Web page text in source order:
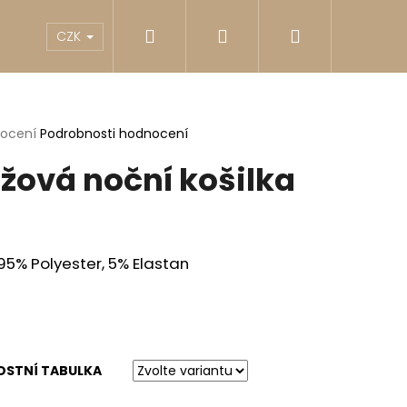
Reklamace Obchodní podmínky
CZK Přihlášení
Podrobnosti hodnocení
noční košilka
Polyester, 5% Elastan
TABULKA Následující